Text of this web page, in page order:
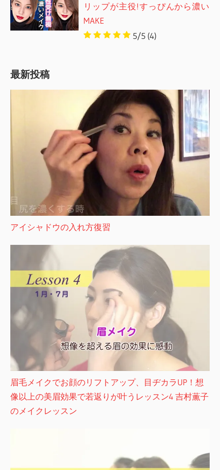
リップが主役!すっぴんから濃い
MAKE
5/5 (4)
最新投稿
アイシャドウの入れ方復習
眉毛メイクでお顔のリフトアップ、目ヂカラUP！想
像以上の美眉効果で若返りが叶うレッスン4 吉村薫子
のメイクレッスン